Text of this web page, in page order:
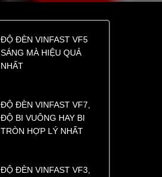
ĐỘ ĐÈN VINFAST VF5
SÁNG MÀ HIỆU QUẢ
NHẤT
ĐỘ ĐÈN VINFAST VF7,
ĐỘ BI VUÔNG HAY BI
TRÒN HỢP LÝ NHẤT
ĐỘ ĐÈN VINFAST VF3,